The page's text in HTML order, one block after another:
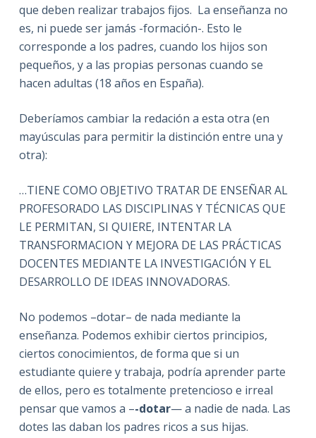
que deben realizar trabajos fijos. La enseñanza no
es, ni puede ser jamás -formación-. Esto le
corresponde a los padres, cuando los hijos son
pequeños, y a las propias personas cuando se
hacen adultas (18 años en España).
Deberíamos cambiar la redación a esta otra (en
mayúsculas para permitir la distinción entre una y
otra):
…TIENE COMO OBJETIVO TRATAR DE ENSEÑAR AL
PROFESORADO LAS DISCIPLINAS Y TÉCNICAS QUE
LE PERMITAN, SI QUIERE, INTENTAR LA
TRANSFORMACION Y MEJORA DE LAS PRÁCTICAS
DOCENTES MEDIANTE LA INVESTIGACIÓN Y EL
DESARROLLO DE IDEAS INNOVADORAS.
No podemos –dotar– de nada mediante la
enseñanza. Podemos exhibir ciertos principios,
ciertos conocimientos, de forma que si un
estudiante quiere y trabaja, podría aprender parte
de ellos, pero es totalmente pretencioso e irreal
pensar que vamos a –-dotar— a nadie de nada. Las
dotes las daban los padres ricos a sus hijas.